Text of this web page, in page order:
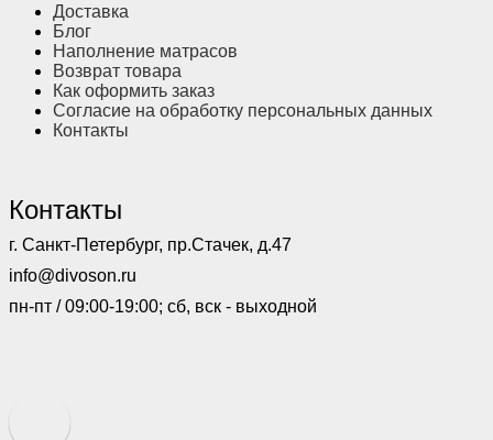
Доставка
Блог
Наполнение матрасов
Возврат товара
Как оформить заказ
Согласие на обработку персональных данных
Контакты
Контакты
г. Санкт-Петербург, пр.Стачек, д.47
info@divoson.ru
пн-пт / 09:00-19:00; сб, вск - выходной